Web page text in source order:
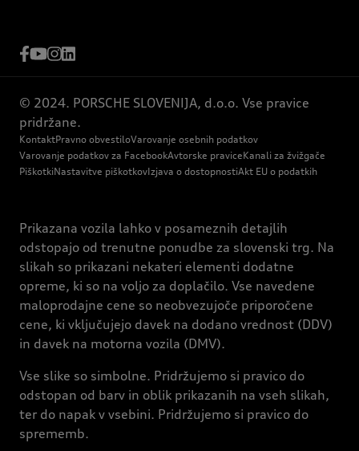
© 2024. PORSCHE SLOVENIJA, d.o.o. Vse pravice
pridržane.
KontaktPravno obvestiloVarovanje osebnih podatkov
Varovanje podatkov za FacebookAvtorske praviceKanali za žvižgače
PiškotkiNastavitve piškotkovIzjava o dostopnostiAkt EU o podatkih
Prikazana vozila lahko v posameznih detajlih
odstopajo od trenutne ponudbe za slovenski trg. Na
slikah so prikazani nekateri elementi dodatne
opreme, ki so na voljo za doplačilo. Vse navedene
maloprodajne cene so neobvezujoče priporočene
cene, ki vključujejo davek na dodano vrednost (DDV)
in davek na motorna vozila (DMV).
Vse slike so simbolne. Pridržujemo si pravico do
odstopan od barv in oblik prikazanih na vseh slikah,
ter do napak v vsebini. Pridržujemo si pravico do
sprememb.